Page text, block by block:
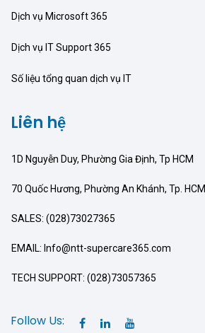
Dịch vụ Microsoft 365
Dịch vụ IT Support 365
Số liệu tổng quan dịch vụ IT
Liên hệ
1D Nguyễn Duy, Phường Gia Định, Tp HCM
70 Quốc Hương, Phường An Khánh, Tp. HCM
SALES: (028)73027365
EMAIL: Info@ntt-supercare365.com
TECH SUPPORT: (028)73057365
Follow Us: